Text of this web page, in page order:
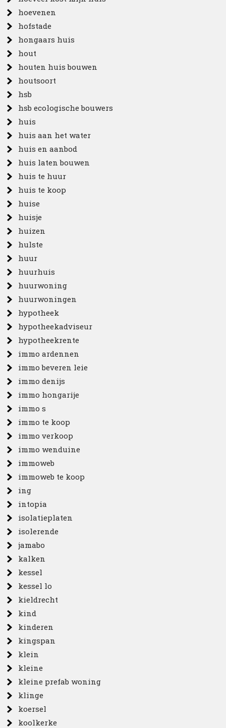
hoevenen
hofstade
hongaars huis
hout
houten huis bouwen
houtsoort
hsb
hsb ecologische bouwers
huis
huis aan het water
huis en aanbod
huis laten bouwen
huis te huur
huis te koop
huise
huisje
huizen
hulste
huur
huurhuis
huurwoning
huurwoningen
hypotheek
hypotheekadviseur
hypotheekrente
immo ardennen
immo beveren leie
immo denijs
immo hongarije
immo s
immo te koop
immo verkoop
immo wenduine
immoweb
immoweb te koop
ing
intopia
isolatieplaten
isolerende
jamabo
kalken
kessel
kessel lo
kieldrecht
kind
kinderen
kingspan
klein
kleine
kleine prefab woning
klinge
koersel
koolkerke